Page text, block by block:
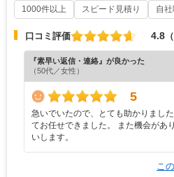
1000件以上
スピード見積り 自社
口コミ評価 4.8
『素早い返信・連絡』が良かった
（50代／女性）
5
急いでいたので、とても助かりまし
てお任せできました。 また機会があ
いします。
こ